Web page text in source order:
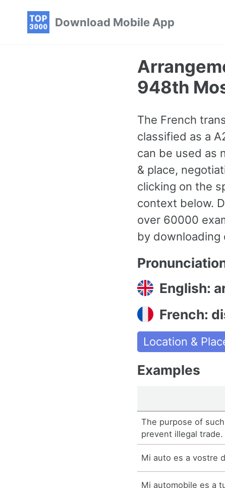
Download Mobile App
948th
The French
classified as a
can be used as
& place,
clicking on the
context below.
over 60000
by downloading
English:
French:
Location &
Examples
The purpose of
prevent illegal trade.
Mi auto es a vostre
Mi automobile es a